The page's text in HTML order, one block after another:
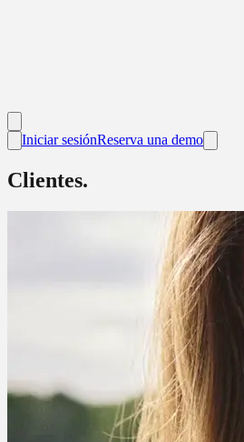
Iniciar sesiónReserva una demo
Clientes.